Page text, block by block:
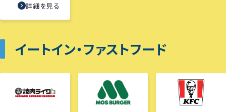
詳細を見る
イートイン・ファストフード